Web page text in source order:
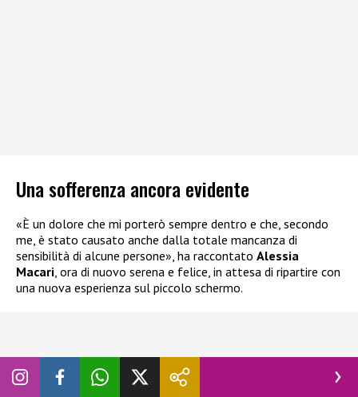
Una sofferenza ancora evidente
«È un dolore che mi porterò sempre dentro e che, secondo
me, è stato causato anche dalla totale mancanza di
sensibilità di alcune persone», ha raccontato Alessia
Macari , ora di nuovo serena e felice, in attesa di ripartire con
una nuova esperienza sul piccolo schermo.